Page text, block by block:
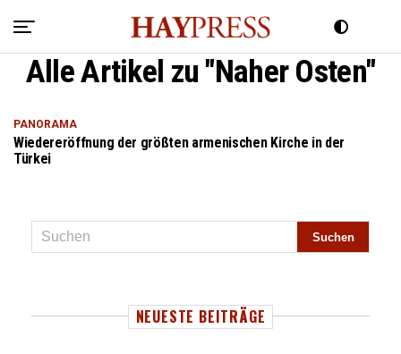
Alle Artikel zu "Naher Osten"
PANORAMA
Wiedereröffnung der größten armenischen Kirche in der
Türkei
NEUESTE BEITRÄGE